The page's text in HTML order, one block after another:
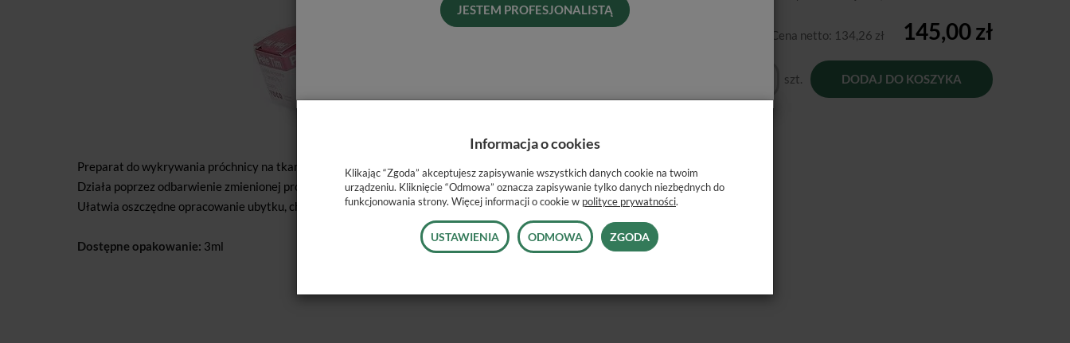
JESTEM PROFESJONALISTĄ
Cena netto: 134,26 zł 145,00 zł
szt. DODAJ DO KOSZYKA
Preparat do wykrywania próchnicy na tkankach zębowych.
Działa poprzez odbarwienie zmienionej próchniczo zębiny.
Ułatwia oszczędne opracowanie ubytku, chroni przed próchnicą wtórną pod wypełnieniem.
Dostępne opakowanie: 3ml
Informacja o cookies
Klikając “Zgoda” akceptujesz zapisywanie wszystkich danych cookie na twoim
urządzeniu. Kliknięcie “Odmowa” oznacza zapisywanie tylko danych niezbędnych do
funkcjonowania strony. Więcej informacji o cookie w polityce prywatności.
USTAWIENIA ODMOWA ZGODA